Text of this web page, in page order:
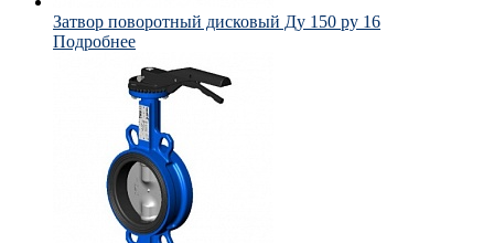
Затвор поворотный дисковый Ду 150 ру 16
Подробнее